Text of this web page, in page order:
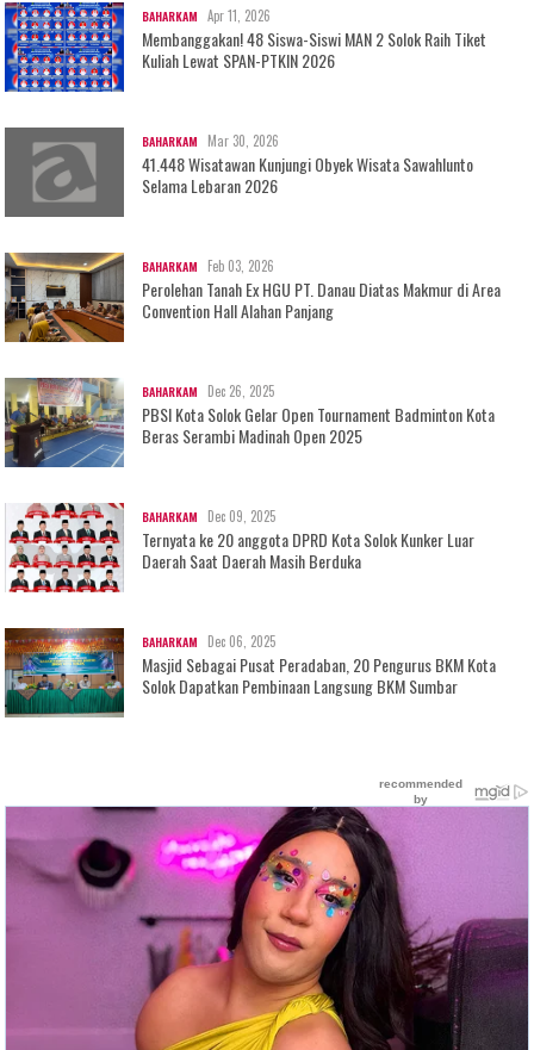
BAHARKAM Apr 11, 2026
Membanggakan! 48 Siswa-Siswi MAN 2 Solok Raih Tiket
Kuliah Lewat SPAN-PTKIN 2026
BAHARKAM Mar 30, 2026
41.448 Wisatawan Kunjungi Obyek Wisata Sawahlunto
Selama Lebaran 2026
BAHARKAM Feb 03, 2026
Perolehan Tanah Ex HGU PT. Danau Diatas Makmur di Area
Convention Hall Alahan Panjang
BAHARKAM Dec 26, 2025
PBSI Kota Solok Gelar Open Tournament Badminton Kota
Beras Serambi Madinah Open 2025
BAHARKAM Dec 09, 2025
Ternyata ke 20 anggota DPRD Kota Solok Kunker Luar
Daerah Saat Daerah Masih Berduka
BAHARKAM Dec 06, 2025
Masjid Sebagai Pusat Peradaban, 20 Pengurus BKM Kota
Solok Dapatkan Pembinaan Langsung BKM Sumbar